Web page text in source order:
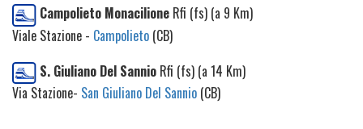
Campolieto Monacilione Rfi (fs) (a 9 Km)
Viale Stazione - Campolieto (CB)
S. Giuliano Del Sannio Rfi (fs) (a 14 Km)
Via Stazione- San Giuliano Del Sannio (CB)